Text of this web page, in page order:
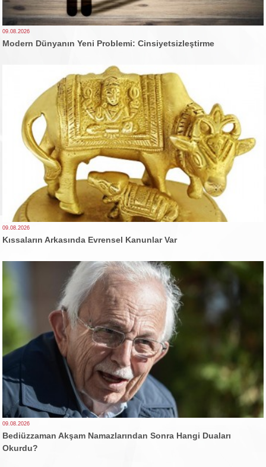
09.08.2026
Modern Dünyanın Yeni Problemi: Cinsiyetsizleştirme
09.08.2026
Kıssaların Arkasında Evrensel Kanunlar Var
09.08.2026
Bediüzzaman Akşam Namazlarından Sonra Hangi Duaları
Okurdu?